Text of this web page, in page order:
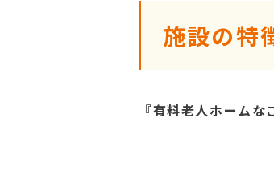
施設の特
『有料老人ホーム